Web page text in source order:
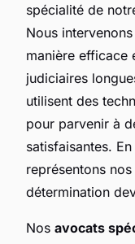
spécialité de
Nous
manière efficace
judiciaires
utilisent des
pour parvenir à
satisfaisantes.
représentons
détermination
Nos avocats